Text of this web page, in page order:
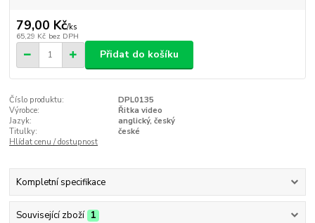
79,00 Kč/ks
65,29 Kč bez DPH
Přidat do košíku
Číslo produktu:
DPL0135
Výrobce:
Řitka video
Jazyk:
anglický, český
Titulky:
české
Hlídat cenu / dostupnost
Kompletní specifikace
Související zboží 1